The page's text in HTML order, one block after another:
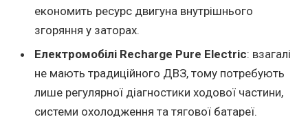
економить ресурс двигуна внутрішнього
згоряння у заторах.
Електромобілі Recharge Pure Electric: взагалі
не мають традиційного ДВЗ, тому потребують
лише регулярної діагностики ходової частини,
системи охолодження та тягової батареї.